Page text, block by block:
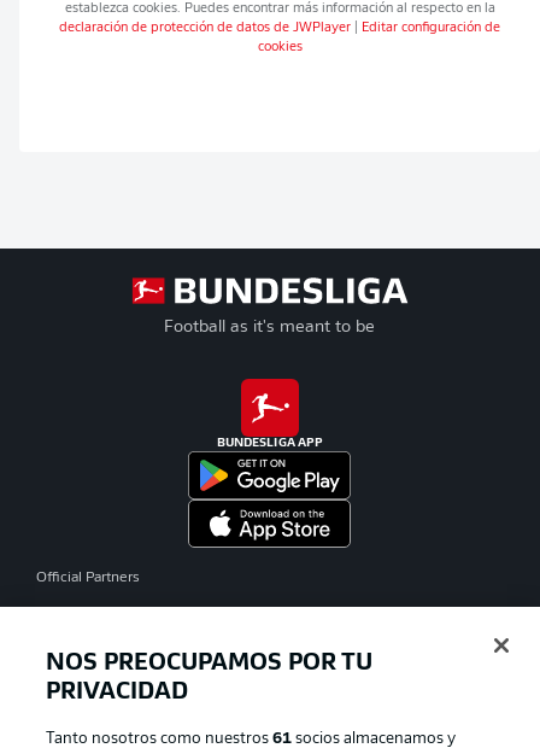
establezca cookies. Puedes encontrar más información al respecto en la
declaración de protección de datos de JWPlayer
Editar configuración de
cookies
Football as it's meant to be
BUNDESLIGA APP
Official Partners
NOS PREOCUPAMOS POR TU
PRIVACIDAD
Tanto nosotros como nuestros61 socios almacenamos y